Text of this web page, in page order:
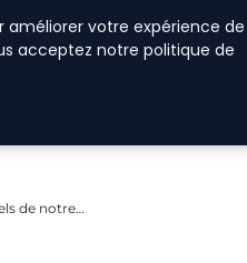
de notre…
améliorer votre expérience de
acceptez notre politique de